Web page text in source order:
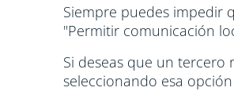
Siempre puedes impedir
"Permitir comunicación
Si deseas que un tercero
seleccionando esa